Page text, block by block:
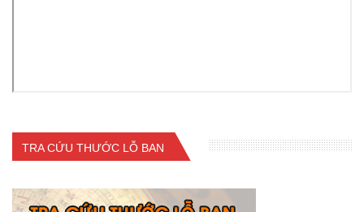
TRA CỨU THƯỚC LỖ BAN